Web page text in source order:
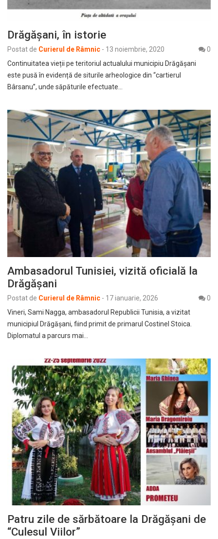
Drăgășani, în istorie
Postat de Curierul de Râmnic - 13 noiembrie, 2020
0
Continuitatea vieții pe teritoriul actualului municipiu Drăgășani
este pusă în evidență de siturile arheologice din “cartierul
Bârsanu”, unde săpăturile efectuate…
Ambasadorul Tunisiei, vizită oficială la
Drăgășani
Postat de Curierul de Râmnic - 17 ianuarie, 2026
0
Vineri, Sami Nagga, ambasadorul Republicii Tunisia, a vizitat
municipiul Drăgășani, fiind primit de primarul Costinel Stoica.
Diplomatul a parcurs mai…
Patru zile de sărbătoare la Drăgășani de
“Culesul Viilor”